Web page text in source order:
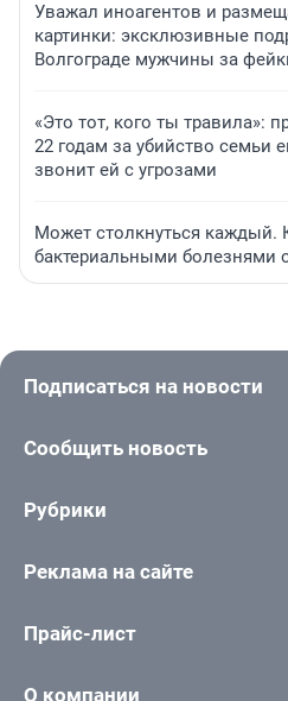
Уважал иноагентов и
картинки: эксклюзивные
Волгограде мужчины за
«Это тот, кого ты травила»:
22 годам за убийство семьи
звонит ей с угрозами
Может столкнуться каждый.
бактериальными болезнями
Подписаться на новости
Сообщить новость
Рубрики
Реклама на сайте
Прайс-лист
О компании